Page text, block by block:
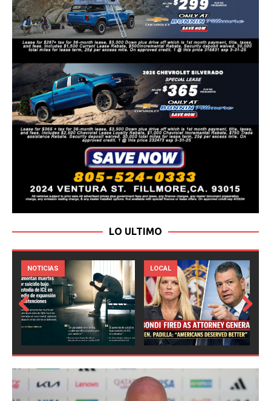
LO ULTIMO
LOCAL NOTICIAS
Prev
Next